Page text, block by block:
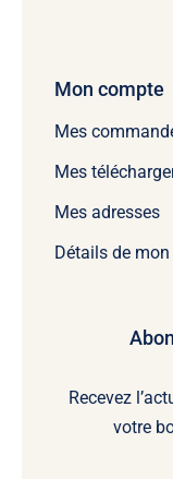
Mon compte
Mes
Mes
Mes adresses
Détails de
Recevez
votre